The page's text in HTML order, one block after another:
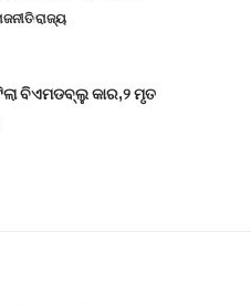
ରାଜ୍ୟ
ବିଏମଡବ୍ଲୁ କାର,୨ ମୃତ